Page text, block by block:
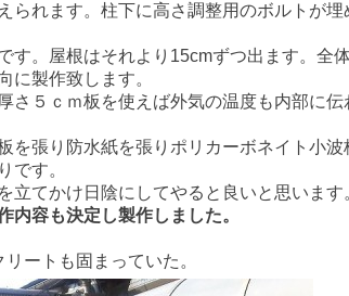
られます。柱下に高さ調整用のボルトが
す。屋根はそれより15cmずつ出ます。全
に製作致します。
さ５ｃｍ板を使えば外気の温度も内部に
を張り防水紙を張りポリカーボネイト小
です。
立てかけ日陰にしてやると良いと思います
内容も決定し製作しました。
ートも固まっていた。